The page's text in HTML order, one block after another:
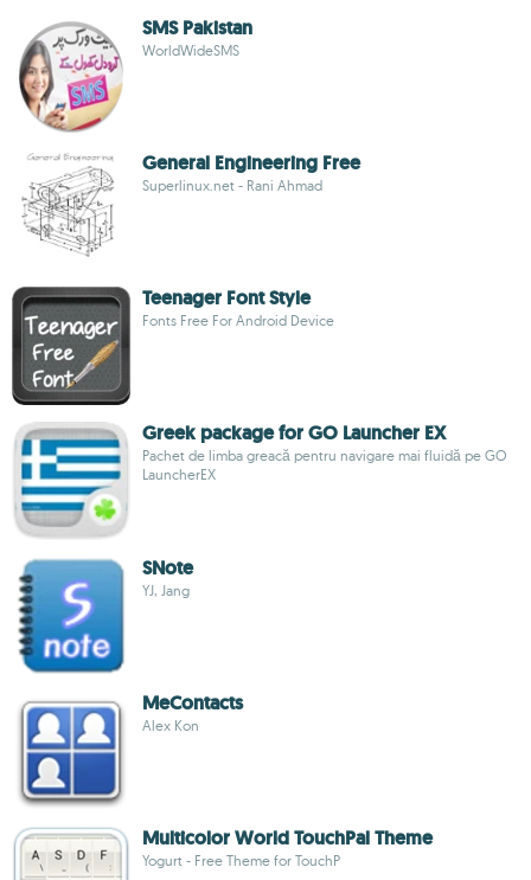
SMS Pakistan
WorldWideSMS
General Engineering Free
Superlinux.net - Rani Ahmad
Teenager Font Style
Fonts Free For Android Device
Greek package for GO Launcher EX
Pachet de limba greacă pentru navigare mai fluidă pe GO
LauncherEX
SNote
YJ, Jang
MeContacts
Alex Kon
Multicolor World TouchPal Theme
Yogurt - Free Theme for TouchP